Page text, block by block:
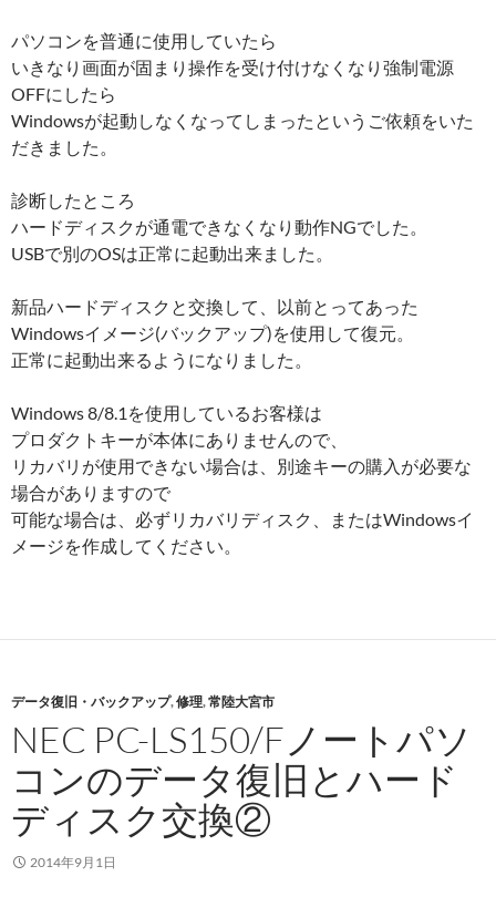
パソコンを普通に使用していたら
いきなり画面が固まり操作を受け付けなくなり強制電源
OFFにしたら
Windowsが起動しなくなってしまったというご依頼をいた
だきました。
診断したところ
ハードディスクが通電できなくなり動作NGでした。
USBで別のOSは正常に起動出来ました。
新品ハードディスクと交換して、以前とってあった
Windowsイメージ(バックアップ)を使用して復元。
正常に起動出来るようになりました。
Windows 8/8.1を使用しているお客様は
プロダクトキーが本体にありませんので、
リカバリが使用できない場合は、別途キーの購入が必要な
場合がありますので
可能な場合は、必ずリカバリディスク、またはWindowsイ
メージを作成してください。
データ復旧・バックアップ,修理,常陸大宮市
NEC PC-LS150/Fノートパソ
コンのデータ復旧とハード
ディスク交換②
2014年9月1日